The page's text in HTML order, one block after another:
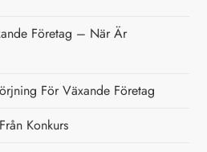
Företag – När Är
För Växande Företag
Konkurs